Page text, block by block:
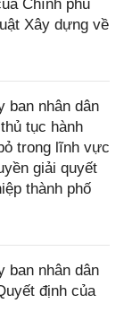
Chính phủ
Xây dựng về
ban nhân dân
tục hành
trong lĩnh vực
giải quyết
thành phố
ban nhân dân
định của